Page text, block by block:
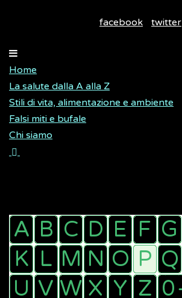
facebook twitter
Home
La salute dalla A alla Z
Stili di vita, alimentazione e ambiente
Falsi miti e bufale
Chi siamo